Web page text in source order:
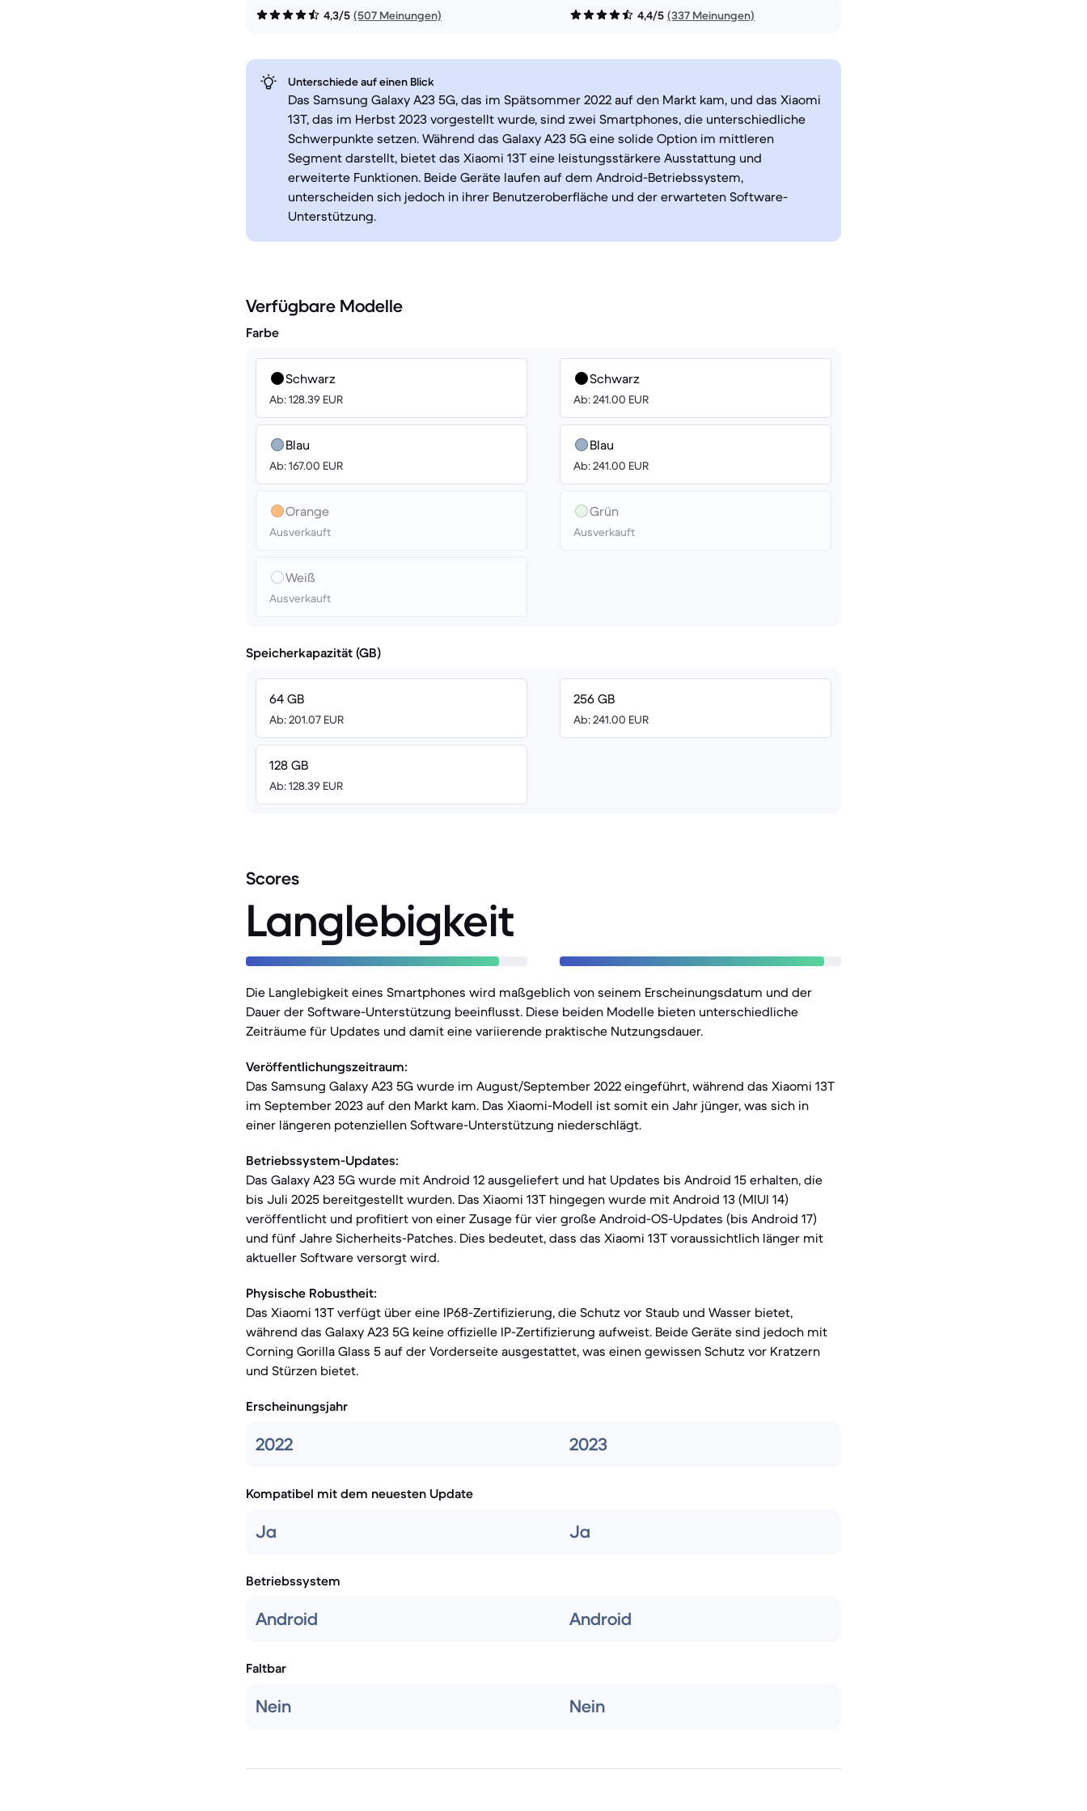
4,3/5 (507 Meinungen) 4,4/5 (337 Meinungen)
Unterschiede auf einen Blick
Das Samsung Galaxy A23 5G, das im Spätsommer 2022 auf den Markt kam, und das Xiaomi
13T, das im Herbst 2023 vorgestellt wurde, sind zwei Smartphones, die unterschiedliche
Schwerpunkte setzen. Während das Galaxy A23 5G eine solide Option im mittleren
Segment darstellt, bietet das Xiaomi 13T eine leistungsstärkere Ausstattung und
erweiterte Funktionen. Beide Geräte laufen auf dem Android-Betriebssystem,
unterscheiden sich jedoch in ihrer Benutzeroberfläche und der erwarteten Software-
Unterstützung.
Verfügbare Modelle
Farbe
Schwarz
Ab: 128.39 EUR
Blau
Ab: 167.00 EUR
Orange
Ausverkauft
Weiß
Ausverkauft
Schwarz
Ab: 241.00 EUR
Blau
Ab: 241.00 EUR
Grün
Ausverkauft
Speicherkapazität (GB)
64 GB
Ab: 201.07 EUR
128 GB
Ab: 128.39 EUR
256 GB
Ab: 241.00 EUR
Scores
Langlebigkeit
Die Langlebigkeit eines Smartphones wird maßgeblich von seinem Erscheinungsdatum und der
Dauer der Software-Unterstützung beeinflusst. Diese beiden Modelle bieten unterschiedliche
Zeiträume für Updates und damit eine variierende praktische Nutzungsdauer.
Veröffentlichungszeitraum:
Das Samsung Galaxy A23 5G wurde im August/September 2022 eingeführt, während das Xiaomi 13T
im September 2023 auf den Markt kam. Das Xiaomi-Modell ist somit ein Jahr jünger, was sich in
einer längeren potenziellen Software-Unterstützung niederschlägt.
Betriebssystem-Updates:
Das Galaxy A23 5G wurde mit Android 12 ausgeliefert und hat Updates bis Android 15 erhalten, die
bis Juli 2025 bereitgestellt wurden. Das Xiaomi 13T hingegen wurde mit Android 13 (MIUI 14)
veröffentlicht und profitiert von einer Zusage für vier große Android-OS-Updates (bis Android 17)
und fünf Jahre Sicherheits-Patches. Dies bedeutet, dass das Xiaomi 13T voraussichtlich länger mit
aktueller Software versorgt wird.
Physische Robustheit:
Das Xiaomi 13T verfügt über eine IP68-Zertifizierung, die Schutz vor Staub und Wasser bietet,
während das Galaxy A23 5G keine offizielle IP-Zertifizierung aufweist. Beide Geräte sind jedoch mit
Corning Gorilla Glass 5 auf der Vorderseite ausgestattet, was einen gewissen Schutz vor Kratzern
und Stürzen bietet.
Erscheinungsjahr
2022 2023
Kompatibel mit dem neuesten Update
Ja Ja
Betriebssystem
Android Android
Faltbar
Nein Nein